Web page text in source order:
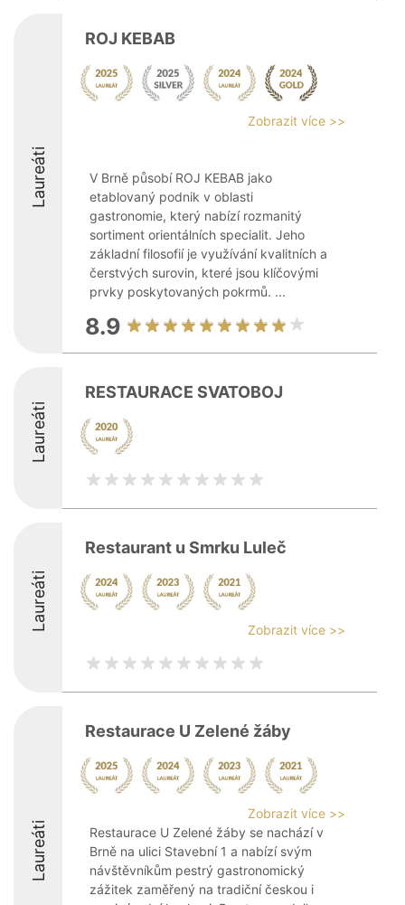
Laureáti
ROJ KEBAB
Zobrazit více >>
V Brně působí ROJ KEBAB jako
etablovaný podnik v oblasti
gastronomie, který nabízí rozmanitý
sortiment orientálních specialit. Jeho
základní filosofií je využívání kvalitních a
čerstvých surovin, které jsou klíčovými
prvky poskytovaných pokrmů. ...
8.9
Laureáti
RESTAURACE SVATOBOJ
Laureáti
Restaurant u Smrku Luleč
Zobrazit více >>
Laureáti
Restaurace U Zelené žáby
Zobrazit více >>
Restaurace U Zelené žáby se nachází v
Brně na ulici Stavební 1 a nabízí svým
návštěvníkům pestrý gastronomický
zážitek zaměřený na tradiční českou i